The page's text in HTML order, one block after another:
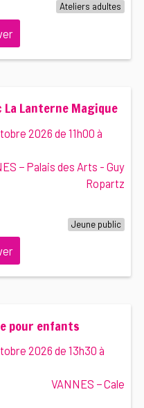
Ateliers adultes
La Lanterne Magique
2026 de 11h00 à
− Palais des Arts - Guy
Ropartz
Jeune public
pour enfants
2026 de 13h30 à
VANNES − Cale